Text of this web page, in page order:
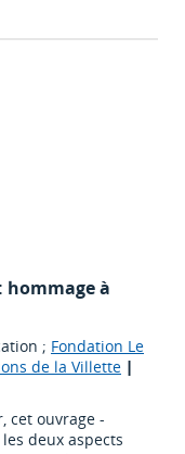
hommage à
; Fondation Le
de la Villette |
cet ouvrage -
deux aspects